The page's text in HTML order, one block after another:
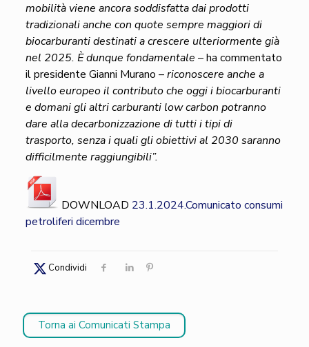
mobilità viene ancora soddisfatta dai prodotti
tradizionali anche con quote sempre maggiori di
biocarburanti destinati a crescere ulteriormente già
nel 2025. È dunque fondamentale – ha commentato
il presidente Gianni Murano –riconoscere anche a
livello europeo il contributo che oggi i biocarburanti
e domani gli altri carburanti low carbon potranno
dare alla decarbonizzazione di tutti i tipi di
trasporto, senza i quali gli obiettivi al 2030 saranno
difficilmente raggiungibili”.
DOWNLOAD 23.1.2024.Comunicato consumi
petroliferi dicembre
Condividi
Torna ai Comunicati Stampa